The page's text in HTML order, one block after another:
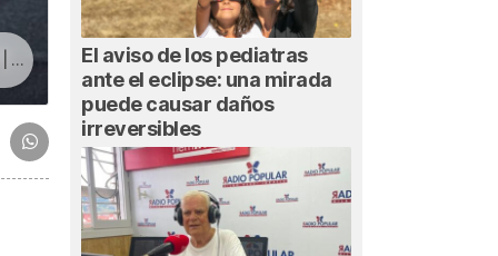
El aviso de los pediatras
ante el eclipse: una mirada
puede causar daños
irreversibles